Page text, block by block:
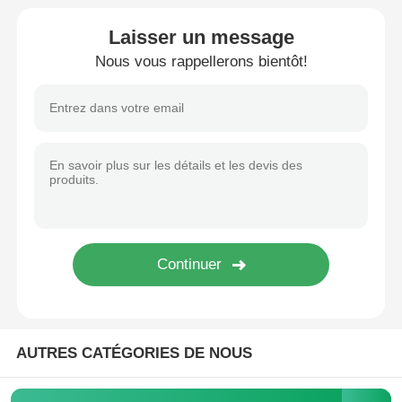
Unité de microcontrôleur de MCU
Système SOC sur puce
IC de l'unité MPU
Détecteur thermique infrarouge
Puce de mémoire de DRACHME
Laisser un message
Nous vous rappellerons bientôt!
AUTRES CATÉGORIES DE NOUS